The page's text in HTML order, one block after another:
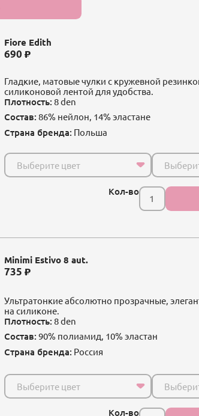
Fiore Edith
690
Гладкие, матовые чулки с кружевной
силиконовой лентой для удобства.
Плотность: 8 den
Состав: 86% нейлон, 14% эластанe
Страна бренда: Польша
Выберите цвет
Кол-во
Minimi Estivo 8 aut.
735
Ультратонкие абсолютно прозрачные,
на силиконе.
Плотность: 8 den
Состав: 90% полиамид, 10% эластан
Страна бренда: Россия
Выберите цвет
Кол-во